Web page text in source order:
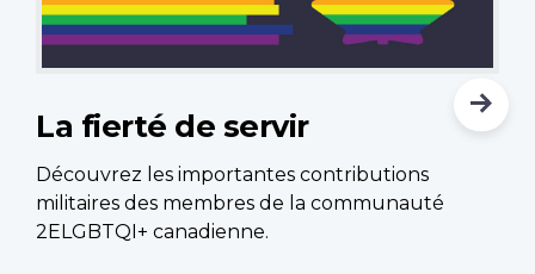
La fierté de servir
Découvrez les importantes contributions
militaires des membres de la communauté
2ELGBTQI+ canadienne.